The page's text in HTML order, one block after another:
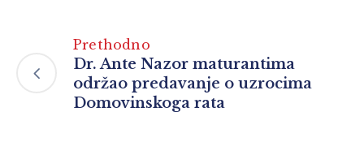
Prethodno
Dr. Ante Nazor maturantima
održao predavanje o uzrocima
Domovinskoga rata